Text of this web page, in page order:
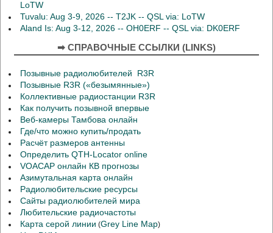
LoTW
Tuvalu: Aug 3-9, 2026 -- T2JK -- QSL via: LoTW
Aland Is: Aug 3-12, 2026 -- OH0ERF -- QSL via: DK0ERF
➡ СПРАВОЧНЫЕ ССЫЛКИ (LINKS)
Позывные радиолюбителей R3R
Позывные R3R («безымянные»)
Коллективные радиостанции R3R
Как получить позывной впервые
Веб-камеры Тамбова онлайн
Где/что можно купить/продать
Расчёт размеров антенны
Определить QTH-Locator online
VOACAP онлайн КВ прогнозы
Азимутальная карта онлайн
Радиолюбительские ресурсы
Сайты радиолюбителей мира
Любительские радиочастоты
Карта серой линии (Grey Line Map)